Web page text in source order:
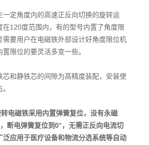
一定角度内的高速正反向切换的旋转运
在120度范围内，有的型号内置了角度限
需要用户在电磁铁外部设计好角度限位机
限位的要灵活多变一些。
芯和静铁芯的间隙为高精度装配，安装使
电磁铁采用内置弹簧复位，没有永磁
断电弹簧复位到0°，无需正反向电流切
泛应用于医疗设备和物流分选系统等自动